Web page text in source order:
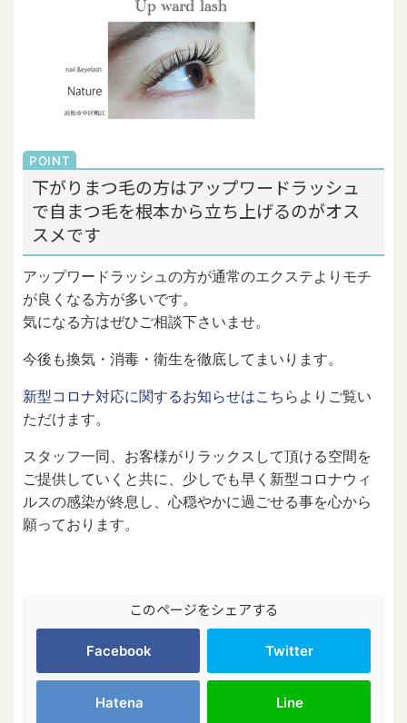
下がりまつ毛の方はアップワードラッシュ
で自まつ毛を根本から立ち上げるのがオス
スメです
アップワードラッシュの方が通常のエクステよりモチ
が良くなる方が多いです。
気になる方はぜひご相談下さいませ。
今後も換気・消毒・衛生を徹底してまいります。
新型コロナ対応に関するお知らせはこち らよりご覧い
ただけます。
スタッフ一同、お客様がリラックスして頂ける空間を
ご提供していくと共に、少しでも早く新型コロナウィ
ルスの感染が終息し、心穏やかに過ごせる事を心から
願っております。
このページをシェアする
Facebook Twitter
Hatena Line